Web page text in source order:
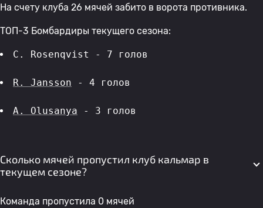
На счету клуба 26 мячей забито в ворота противника.
ТОП-3 Бомбардиры текущего сезона:
C. Rosenqvist - 7 голов
R. Jansson - 4 голов
A. Olusanya - 3 голов
Сколько мячей пропустил клуб кальмар в
текущем сезоне?
Команда пропустила 0 мячей